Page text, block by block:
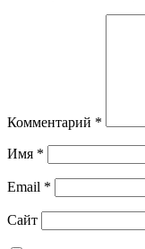
Комментарий *
Имя *
Email *
Сайт